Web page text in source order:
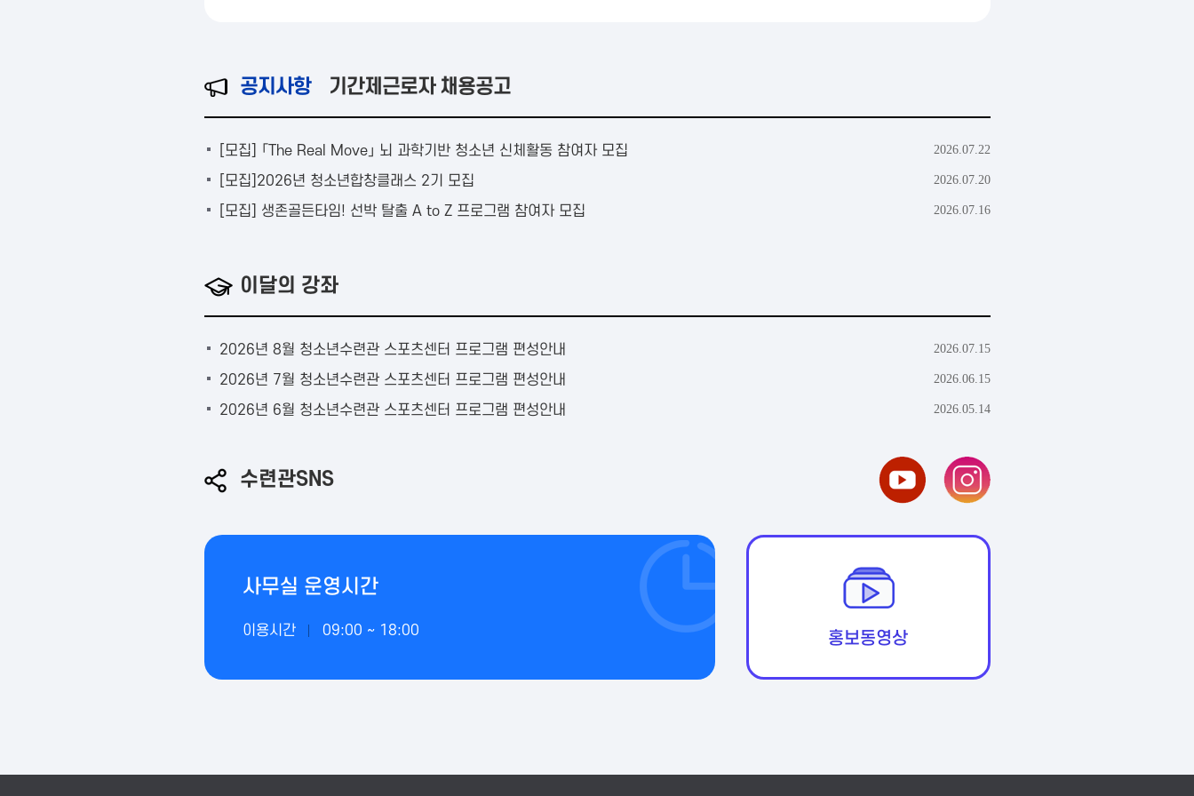
공지사항
[모집] 「The Real Move」 뇌 과학기반 청소년 신체활동 참여자 모집 2026.07.22
[모집]2026년 청소년합창클래스 2기 모집 2026.07.20
[모집] 생존골든타임! 선박 탈출 A to Z 프로그램 참여자 모집 2026.07.16
기간제근로자 채용공고
이달의 강좌
2026년 8월 청소년수련관 스포츠센터 프로그램 편성안내 2026.07.15
2026년 7월 청소년수련관 스포츠센터 프로그램 편성안내 2026.06.15
2026년 6월 청소년수련관 스포츠센터 프로그램 편성안내 2026.05.14
수련관SNS
사무실 운영시간
이용시간 09:00 ~ 18:00 홍보동영상